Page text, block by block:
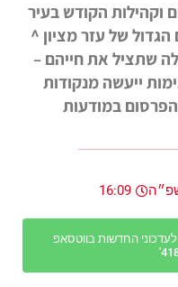
וקהילות הקודש בעיר
של עזר מציון ^
שתציל את חייהם –
ייעשה מנקודות
הפרסום במודעות
16:09
החדשות בווטסאפ